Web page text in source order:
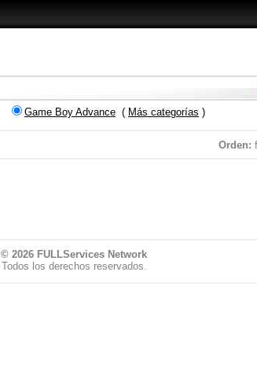
Game Boy Advance ( Más categorías )
Orden:
© 2026 FULLServices Network
Todos los derechos reservados.